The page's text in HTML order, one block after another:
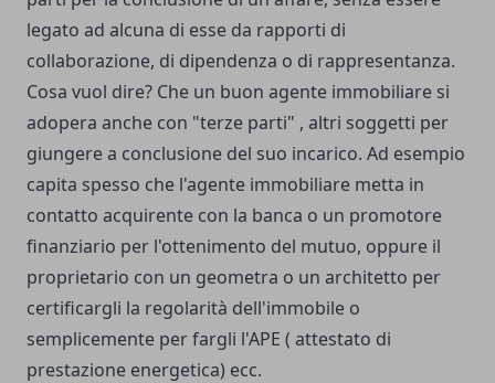
legato ad alcuna di esse da rapporti di
collaborazione, di dipendenza o di rappresentanza.
Cosa vuol dire? Che un buon agente immobiliare si
adopera anche con "terze parti" , altri soggetti per
giungere a conclusione del suo incarico. Ad esempio
capita spesso che l'agente immobiliare metta in
contatto acquirente con la banca o un promotore
finanziario per l'ottenimento del mutuo, oppure il
proprietario con un geometra o un architetto per
certificargli la regolarità dell'immobile o
semplicemente per fargli l'APE ( attestato di
prestazione energetica) ecc.